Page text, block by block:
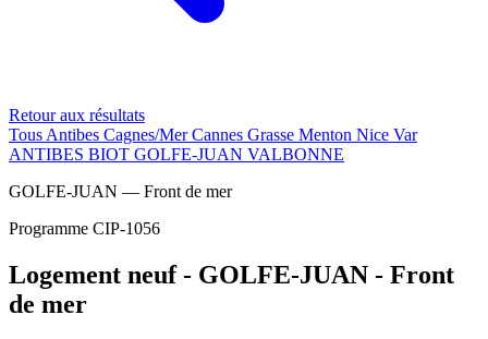
Retour aux résultats
Tous Antibes Cagnes/MerCannes Grasse Menton Nice Var
ANTIBES BIOT GOLFE-JUAN VALBONNE
GOLFE-JUAN — Front de mer
Programme CIP-1056
Logement neuf - GOLFE-JUAN - Front
de mer